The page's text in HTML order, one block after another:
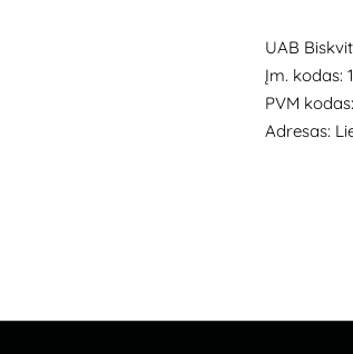
UAB
Įm. kodas:
PVM
Adresas: